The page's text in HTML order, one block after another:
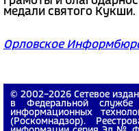
медали святого Кукши.
Орловское
© 2002−2026 Сетевое
в Федеральной
информационных
(Роскомнадзор).